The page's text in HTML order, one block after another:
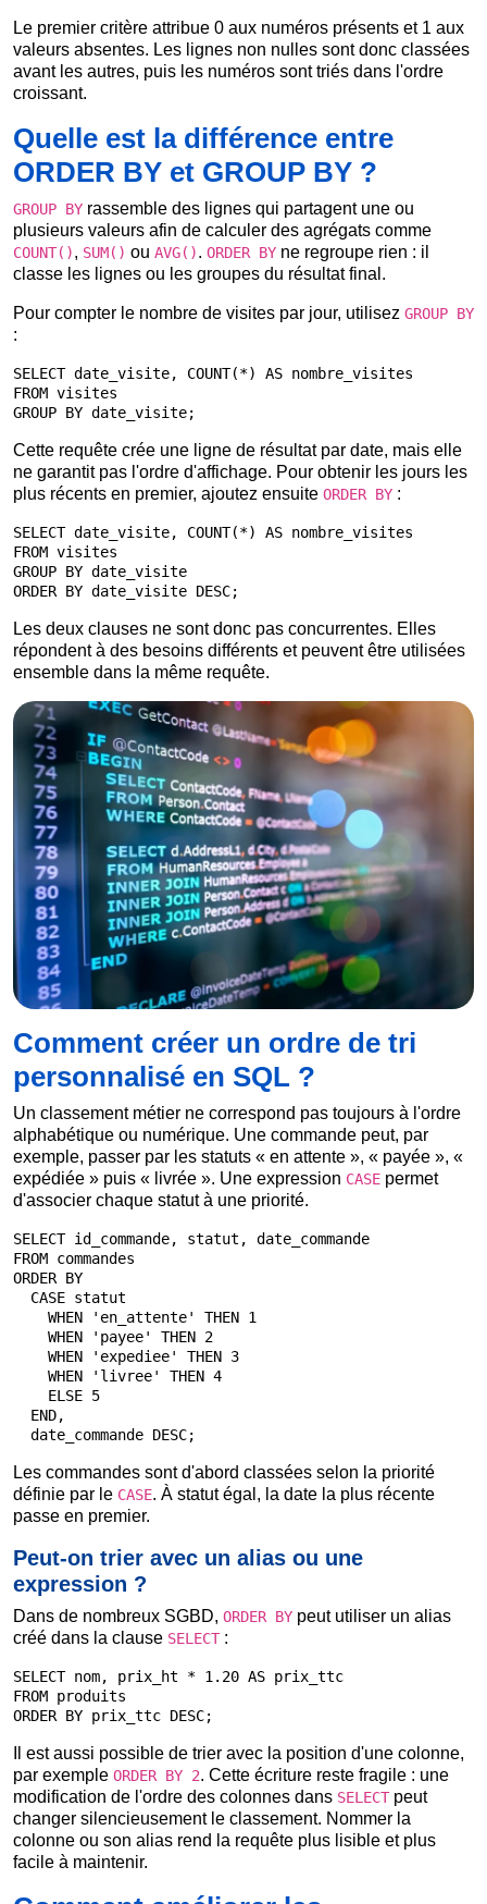
Le premier critère attribue 0 aux numéros présents et 1 aux
valeurs absentes. Les lignes non nulles sont donc classées
avant les autres, puis les numéros sont triés dans l'ordre
croissant.
Quelle est la différence entre
ORDER BY et GROUP BY ?
GROUP BY rassemble des lignes qui partagent une ou
plusieurs valeurs afin de calculer des agrégats comme
COUNT(), SUM() ou AVG(). ORDER BY ne regroupe rien : il
classe les lignes ou les groupes du résultat final.
Pour compter le nombre de visites par jour, utilisez GROUP BY
:
SELECT date_visite, COUNT(*) AS nombre_visites
FROM visites
GROUP BY date_visite;
Cette requête crée une ligne de résultat par date, mais elle
ne garantit pas l'ordre d'affichage. Pour obtenir les jours les
plus récents en premier, ajoutez ensuite ORDER BY :
SELECT date_visite, COUNT(*) AS nombre_visites
FROM visites
GROUP BY date_visite
ORDER BY date_visite DESC;
Les deux clauses ne sont donc pas concurrentes. Elles
répondent à des besoins différents et peuvent être utilisées
ensemble dans la même requête.
Comment créer un ordre de tri
personnalisé en SQL ?
Un classement métier ne correspond pas toujours à l'ordre
alphabétique ou numérique. Une commande peut, par
exemple, passer par les statuts « en attente », « payée », «
expédiée » puis « livrée ». Une expression CASE permet
d'associer chaque statut à une priorité.
SELECT id_commande, statut, date_commande
FROM commandes
ORDER BY
  CASE statut
    WHEN 'en_attente' THEN 1
    WHEN 'payee' THEN 2
    WHEN 'expediee' THEN 3
    WHEN 'livree' THEN 4
    ELSE 5
  END,
  date_commande DESC;
Les commandes sont d'abord classées selon la priorité
définie par le CASE. À statut égal, la date la plus récente
passe en premier.
Peut-on trier avec un alias ou une
expression ?
Dans de nombreux SGBD, ORDER BY peut utiliser un alias
créé dans la clause SELECT :
SELECT nom, prix_ht * 1.20 AS prix_ttc
FROM produits
ORDER BY prix_ttc DESC;
Il est aussi possible de trier avec la position d'une colonne,
par exemple ORDER BY 2. Cette écriture reste fragile : une
modification de l'ordre des colonnes dans SELECT peut
changer silencieusement le classement. Nommer la
colonne ou son alias rend la requête plus lisible et plus
facile à maintenir.